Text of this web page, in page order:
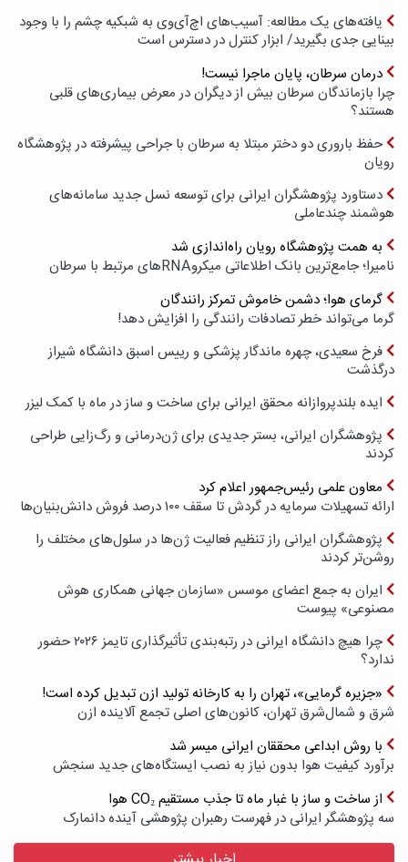
یافته‌های یک مطالعه: آسیب‌های اچ‌آی‌وی به شبکیه چشم را با وجود
بینایی جدی بگیرید/ ابزار کنترل در دسترس است
درمان سرطان، پایان ماجرا نیست!
چرا بازماندگان سرطان بیش از دیگران در معرض بیماری‌های قلبی
هستند؟
حفظ باروری دو دختر مبتلا به سرطان با جراحی پیشرفته در پژوهشگاه
رویان
دستاورد پژوهشگران ایرانی برای توسعه نسل جدید سامانه‌های
هوشمند چندعاملی
به همت پژوهشگاه رویان راه‌اندازی شد
نامیرا؛ جامع‌ترین بانک اطلاعاتی میکروRNAهای مرتبط با سرطان
گرمای هوا؛ دشمن خاموش تمرکز رانندگان
گرما می‌تواند خطر تصادفات رانندگی را افزایش دهد!
فرخ سعیدی، چهره ماندگار پزشکی و رییس اسبق دانشگاه شیراز
درگذشت
ایده بلندپروازانه محقق ایرانی برای ساخت و ساز در ماه با کمک لیزر
پژوهشگران ایرانی، بستر جدیدی برای ژن‌درمانی و رگ‌زایی طراحی
کردند
معاون علمی رئیس‌جمهور اعلام کرد
ارائه تسهیلات سرمایه در گردش تا سقف ۱۰۰ درصد فروش دانش‌بنیان‌ها
پژوهشگران ایرانی راز تنظیم فعالیت ژن‌ها در سلول‌های مختلف را
روشن‌تر کردند
ایران به جمع اعضای موسس «سازمان جهانی همکاری هوش
مصنوعی» پیوست
چرا هیچ دانشگاه ایرانی در رتبه‌بندی تأثیرگذاری تایمز ۲۰۲۶ حضور
ندارد؟
«جزیره گرمایی»، تهران را به کارخانه تولید ازن تبدیل کرده است!
شرق و شمال‌شرق تهران، کانون‌های اصلی تجمع آلاینده ازن
با روش ابداعی محققان ایرانی میسر شد
برآورد کیفیت هوا بدون نیاز به نصب ایستگاه‌های جدید سنجش
از ساخت و ساز با غبار ماه تا جذب مستقیم CO₂ هوا
سه پژوهشگر ایرانی در فهرست رهبران پژوهشی آینده دانمارک